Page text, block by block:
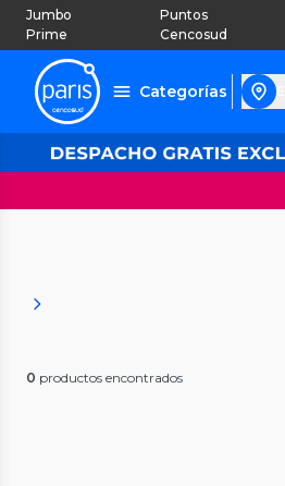
Jumbo
Prime
Puntos
Cencosud
Categorías
0 productos encontrados